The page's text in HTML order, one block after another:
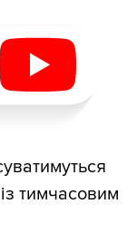
із тимчасовим